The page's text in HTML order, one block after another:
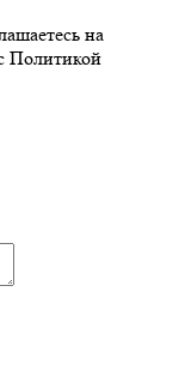
на
Политикой